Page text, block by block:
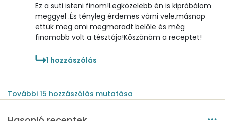
Ez a süti isteni finom!Legközelebb én is kipróbálom
meggyel .És tényleg érdemes várni vele,másnap
ettük meg ami megmaradt belőle és még
finomabb volt a tésztája!Köszönöm a receptet!
1 hozzászólás
További 15 hozzászólás mutatása